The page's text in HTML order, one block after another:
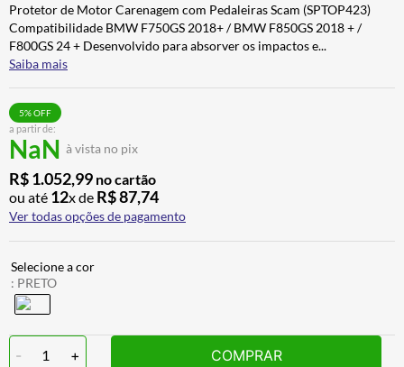
Protetor de Motor Carenagem com Pedaleiras Scam (SPTOP423)
Compatibilidade BMW F750GS 2018+ / BMW F850GS 2018 + /
F800GS 24 + Desenvolvido para absorver os impactos e...
Saiba mais
a partir de:
NaN à vista no pix
5% OFF
R$1.052,99 no cartão
ou até 12x de R$87,74
Ver todas opções de pagamento
: PRETO
- 1 + COMPRAR
9º AIROH
10º BOTAS